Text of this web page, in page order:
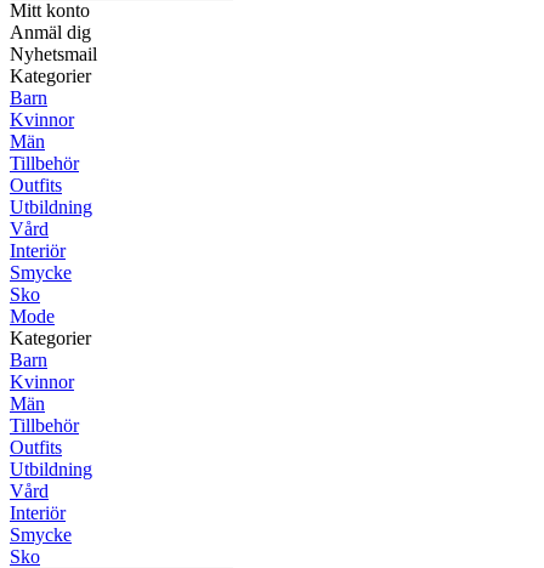
Mitt konto
Anmäl dig
Nyhetsmail
Kategorier
Barn
Kvinnor
Män
Tillbehör
Outfits
Utbildning
Vård
Interiör
Smycke
Sko
Mode
Kategorier
Barn
Kvinnor
Män
Tillbehör
Outfits
Utbildning
Vård
Interiör
Smycke
Sko